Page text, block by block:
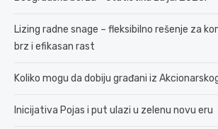
Lizing radne snage – fleksibilno rešenje za
brz i efikasan rast
Koliko mogu da dobiju građani iz
Inicijativa Pojas i put ulazi u zelenu novu eru